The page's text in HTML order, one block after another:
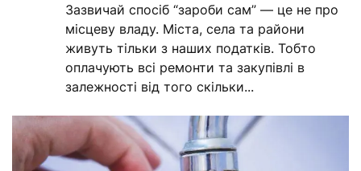
Зазвичай спосіб “зароби сам” — це не про
місцеву владу. Міста, села та райони
живуть тільки з наших податків. Тобто
оплачують всі ремонти та закупівлі в
залежності від того скільки...